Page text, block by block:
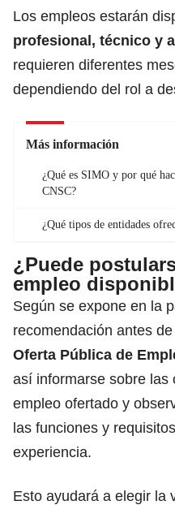
Los empleos estarán
profesional, técnico y
requieren diferentes
dependiendo del rol a
Más información
¿Qué es SIMO y por qué
CNSC?
¿Qué tipos de entidades
¿Puede
empleo
Según se expone en la
recomendación antes
Oferta Pública de
así informarse sobre las
empleo ofertado y
las funciones y
experiencia.
Esto ayudará a elegir la